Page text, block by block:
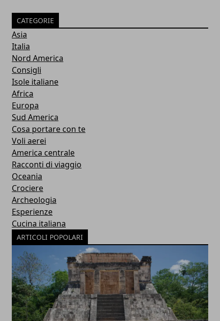
CATEGORIE
Asia
Italia
Nord America
Consigli
Isole italiane
Africa
Europa
Sud America
Cosa portare con te
Voli aerei
America centrale
Racconti di viaggio
Oceania
Crociere
Archeologia
Esperienze
Cucina italiana
ARTICOLI POPOLARI